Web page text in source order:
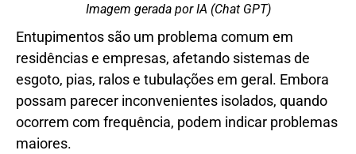
Imagem gerada por IA (Chat GPT)
Entupimentos são um problema comum em
residências e empresas, afetando sistemas de
esgoto, pias, ralos e tubulações em geral. Embora
possam parecer inconvenientes isolados, quando
ocorrem com frequência, podem indicar problemas
maiores.